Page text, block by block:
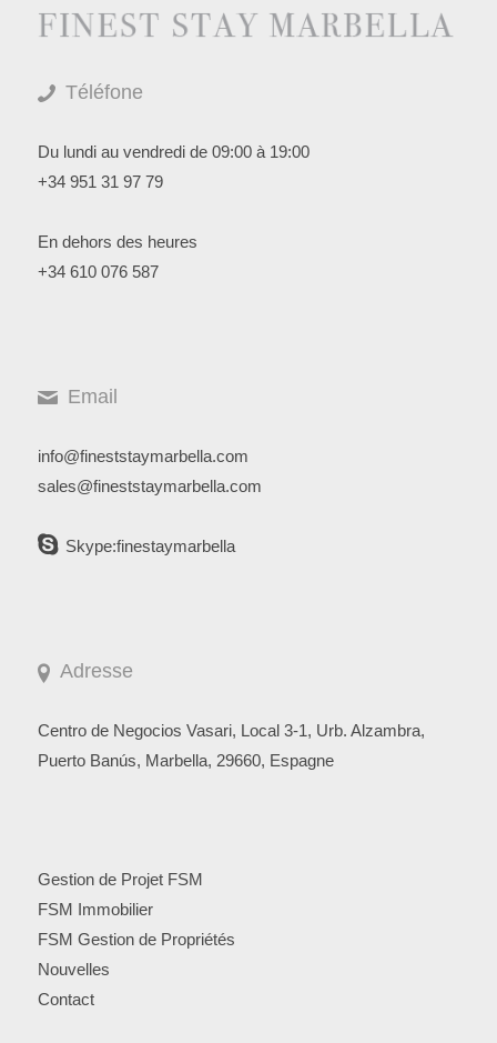
Téléfone
Du lundi au vendredi de 09:00 à 19:00
+34 951 31 97 79
En dehors des heures
+34 610 076 587
Email
info@fineststaymarbella.com
sales@fineststaymarbella.com
Skype:finestaymarbella
Adresse
Centro de Negocios Vasari, Local 3-1, Urb. Alzambra,
Puerto Banús, Marbella, 29660, Espagne
Gestion de Projet FSM
FSM Immobilier
FSM Gestion de Propriétés
Nouvelles
Contact